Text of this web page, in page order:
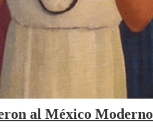
al México Moderno